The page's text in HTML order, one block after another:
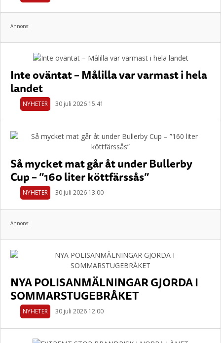
Annons:
Inte oväntat – Målilla var varmast i hela
landet
NYHETER 30 juli 2026 15.41
Så mycket mat går åt under Bullerby
Cup – ”160 liter köttfärssås”
NYHETER 30 juli 2026 13.00
Annons:
NYA POLISANMÄLNINGAR GJORDA I
SOMMARSTUGEBRÅKET
NYHETER 30 juli 2026 12.00